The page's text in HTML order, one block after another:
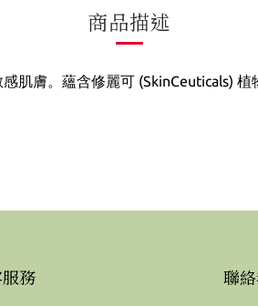
商品描述
肌膚。蘊含修麗可 (SkinCeuticals)
務 聯